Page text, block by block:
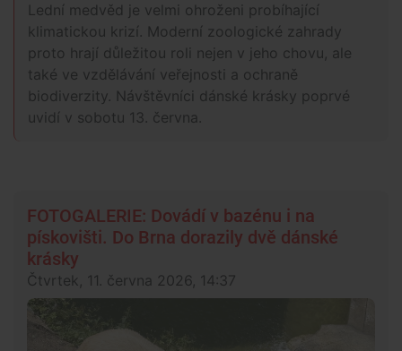
Lední medvěd je velmi ohroženi probíhající
klimatickou krizí. Moderní zoologické zahrady
proto hrají důležitou roli nejen v jeho chovu, ale
také ve vzdělávání veřejnosti a ochraně
biodiverzity. Návštěvníci dánské krásky poprvé
uvidí v sobotu 13. června.
FOTOGALERIE: Dovádí v bazénu i na
pískovišti. Do Brna dorazily dvě dánské
krásky
Čtvrtek, 11. června 2026, 14:37